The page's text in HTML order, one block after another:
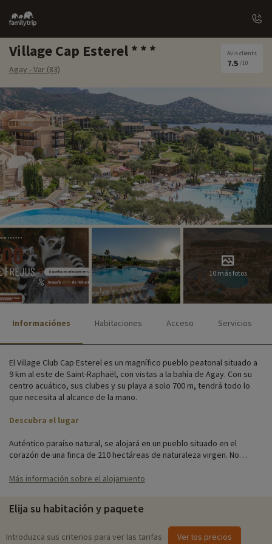
Family
trip
Village Cap Esterel
Agay - Var (83)
Avis clients
7.5 /10
10 más fotos
Informaciónes Habitaciones Acceso Servicios
El Village Club Cap Esterel es un magnífico pueblo peatonal situado a
9 km al este de Saint-Raphaël, con vistas a la bahía de Agay. Con su
centro acuático, sus clubes y su playa a solo 700 m, tendrá todo lo
que necesita al alcance de la mano.
Descubra el lugar
Auténtico paraíso natural, se alojará en un pueblo situado en el
corazón de una finca de 210 hectáreas de naturaleza virgen. No
restaurantes, actividades y el mar a 700 m, accesible a pie o en
disfrutar al máximo del sol del sur.
El Village Club está formado por apartamentos de estilo
Más información sobre el alojamiento
Elija su habitación y paquete
Introduzca sus criterios para ver las tarifas Ver los precios